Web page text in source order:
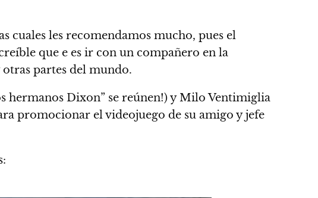
cuales les recomendamos mucho, pues el
que e es ir con un compañero en la
partes del mundo.
hermanos Dixon” se reúnen!) y Milo Ventimiglia
promocionar el videojuego de su amigo y jefe